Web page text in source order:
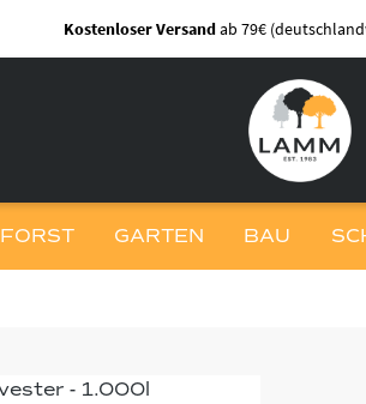
Kostenloser Versandab 79€
FORST GARTEN BAU